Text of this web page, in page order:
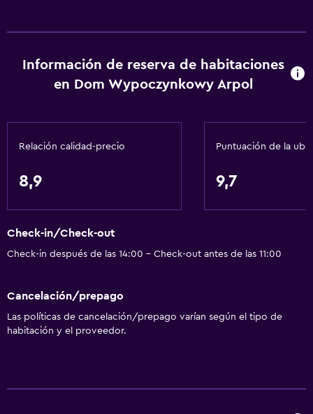
Información de reserva de habitaciones
en Dom Wypoczynkowy Arpol
Relación calidad-precio
8,9
Puntuación de la
9,7
Check-in/Check-out
Check-in después de las 14:00 - Check-out antes de las 11:00
Cancelación/prepago
Las políticas de cancelación/prepago varían según el tipo de
habitación y el proveedor.